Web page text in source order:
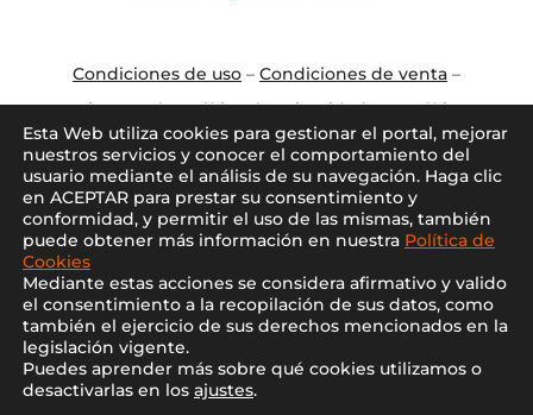
Condiciones de uso– Condiciones de venta–
Aviso Legal–Política de privacidad –Política
de cookies
Blog–Contacto–Conócenos –Mi Cuenta
2021 ©Cesar Cerámicas
Esta Web utiliza cookies para gestionar el portal, mejorar
nuestros servicios y conocer el comportamiento del
usuario mediante el análisis de su navegación. Haga clic
en ACEPTAR para prestar su consentimiento y
conformidad, y permitir el uso de las mismas, también
puede obtener más información en nuestra Política de
Cookies
Mediante estas acciones se considera afirmativo y valido
el consentimiento a la recopilación de sus datos, como
también el ejercicio de sus derechos mencionados en la
legislación vigente.
Puedes aprender más sobre qué cookies utilizamos o
desactivarlas en los ajustes.